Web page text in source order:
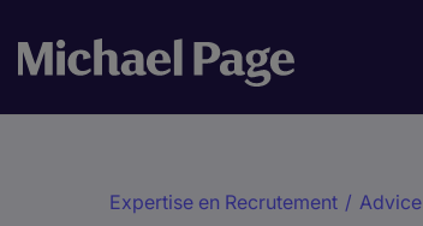
Expertise en Recrutement / Advice